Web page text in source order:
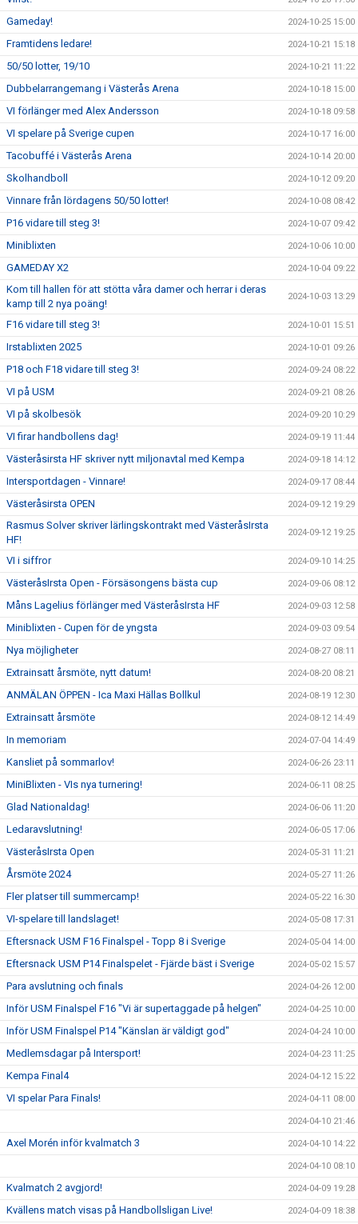
Gameday! 2024-10-25 15:00
Framtidens ledare! 2024-10-21 15:18
50/50 lotter, 19/10 2024-10-21 11:22
Dubbelarrangemang i Västerås Arena 2024-10-18 15:00
VI förlänger med Alex Andersson 2024-10-18 09:58
VI spelare på Sverige cupen 2024-10-17 16:00
Tacobuffé i Västerås Arena 2024-10-14 20:00
Skolhandboll 2024-10-12 09:20
Vinnare från lördagens 50/50 lotter! 2024-10-08 08:42
P16 vidare till steg 3! 2024-10-07 09:42
Miniblixten 2024-10-06 10:00
GAMEDAY X2 2024-10-04 09:22
Kom till hallen för att stötta våra damer och herrar i deras
kamp till 2 nya poäng!
2024-10-03 13:29
F16 vidare till steg 3! 2024-10-01 15:51
Irstablixten 2025 2024-10-01 09:26
P18 och F18 vidare till steg 3! 2024-09-24 08:22
VI på USM 2024-09-21 08:26
VI på skolbesök 2024-09-20 10:29
VI firar handbollens dag! 2024-09-19 11:44
Västeråsirsta HF skriver nytt miljonavtal med Kempa 2024-09-18 14:12
Intersportdagen - Vinnare! 2024-09-17 08:44
Västeråsirsta OPEN 2024-09-12 19:29
Rasmus Solver skriver lärlingskontrakt med VästeråsIrsta
HF!
2024-09-12 19:25
VI i siffror 2024-09-10 14:25
VästeråsIrsta Open - Försäsongens bästa cup 2024-09-06 08:12
Måns Lagelius förlänger med VästeråsIrsta HF 2024-09-03 12:58
Miniblixten - Cupen för de yngsta 2024-09-03 09:54
Nya möjligheter 2024-08-27 08:11
Extrainsatt årsmöte, nytt datum! 2024-08-20 08:21
ANMÄLAN ÖPPEN - Ica Maxi Hällas Bollkul 2024-08-19 12:30
Extrainsatt årsmöte 2024-08-12 14:49
In memoriam 2024-07-04 14:49
Kansliet på sommarlov! 2024-06-26 23:11
MiniBlixten - VIs nya turnering! 2024-06-11 08:25
Glad Nationaldag! 2024-06-06 11:20
Ledaravslutning! 2024-06-05 17:06
VästeråsIrsta Open 2024-05-31 11:21
Årsmöte 2024 2024-05-27 11:26
Fler platser till summercamp! 2024-05-22 16:30
VI-spelare till landslaget! 2024-05-08 17:31
Eftersnack USM F16 Finalspel - Topp 8 i Sverige 2024-05-04 14:00
Eftersnack USM P14 Finalspelet - Fjärde bäst i Sverige 2024-05-02 15:57
Para avslutning och finals 2024-04-26 12:00
Inför USM Finalspel F16 "Vi är supertaggade på helgen" 2024-04-25 10:00
Inför USM Finalspel P14 "Känslan är väldigt god" 2024-04-24 10:00
Medlemsdagar på Intersport! 2024-04-23 11:25
Kempa Final4 2024-04-12 15:22
VI spelar Para Finals! 2024-04-11 08:00
2024-04-10 21:46
Axel Morén inför kvalmatch 3 2024-04-10 14:22
2024-04-10 08:10
Kvalmatch 2 avgjord! 2024-04-09 19:28
Kvällens match visas på Handbollsligan Live! 2024-04-09 18:38